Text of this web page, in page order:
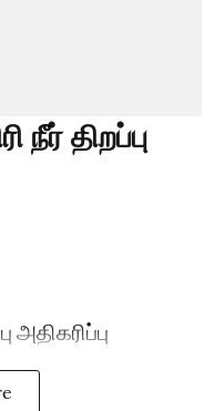
நீர் திறப்பு
அதிகரிப்பு